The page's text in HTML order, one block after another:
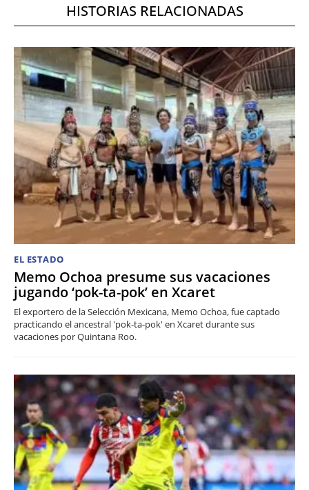
HISTORIAS RELACIONADAS
EL ESTADO
Memo Ochoa presume sus vacaciones
jugando ‘pok-ta-pok’ en Xcaret
El exportero de la Selección Mexicana, Memo Ochoa, fue captado
practicando el ancestral 'pok-ta-pok' en Xcaret durante sus
vacaciones por Quintana Roo.